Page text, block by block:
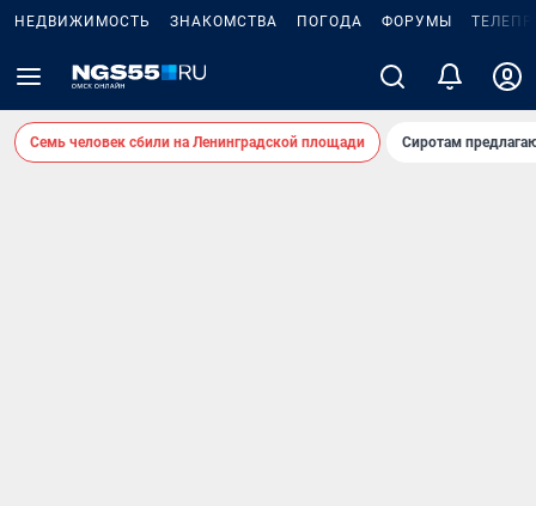
НЕДВИЖИМОСТЬ ЗНАКОМСТВА ПОГОДА ФОРУМЫ
Семь человек сбили на Ленинградской площади Сиротам